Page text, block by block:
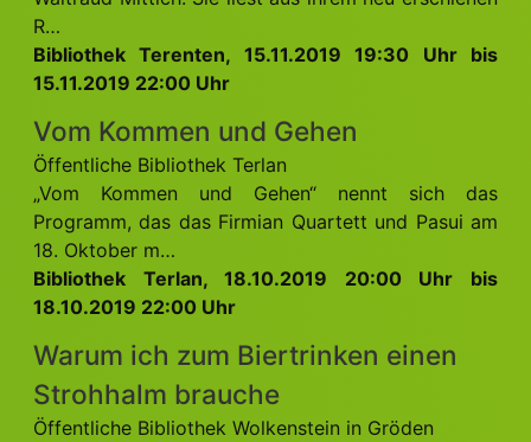
R…
Bibliothek Terenten, 15.11.2019 19:30 Uhr bis
15.11.2019 22:00 Uhr
Vom Kommen und Gehen
Öffentliche Bibliothek Terlan
„Vom Kommen und Gehen“ nennt sich das
Programm, das das Firmian Quartett und Pasui am
18. Oktober m…
Bibliothek Terlan, 18.10.2019 20:00 Uhr bis
18.10.2019 22:00 Uhr
Warum ich zum Biertrinken einen
Strohhalm brauche
Öffentliche Bibliothek Wolkenstein in Gröden